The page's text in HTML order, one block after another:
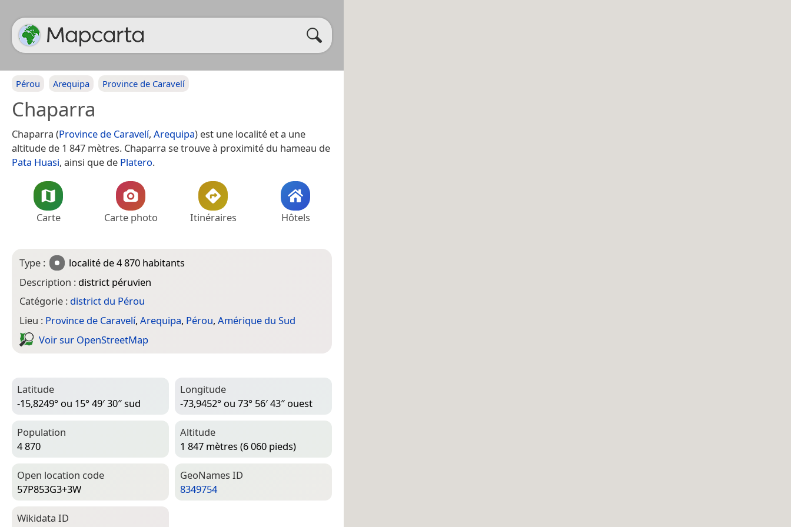
Pérou Arequipa Province de Caravelí
Chaparra
Chaparra (Province de Caravelí, Arequipa) est une localité et a une
altitude de 1 847 mètres. Chaparra se trouve à proximité du hameau de
Pata Huasi, ainsi que de Platero.
Carte Carte photo Itinéraires Hôtels
Type : localité de 4 870 habitants
Description : district péruvien
Catégorie : district du Pérou
Lieu : Province de Caravelí, Arequipa, Pérou, Amérique du Sud
Voir sur Open­Street­Map
Latitude
-15,8249° ou 15° 49′ 30″ sud
Longitude
-73,9452° ou 73° 56′ 43″ ouest
Population
4 870
Altitude
1 847 mètres (6 060 pieds)
Open location code
57P853G3+3W
Geo­Names ID
8349754
Wiki­data ID